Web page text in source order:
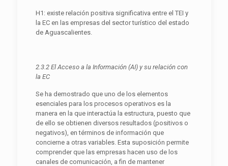
H1: existe relación positiva significativa entre el TEI y
la EC en las empresas del sector turístico del estado
de Aguascalientes.
2.3.2 El Acceso a la Información (AI) y su relación con
la EC
Se ha demostrado que uno de los elementos
esenciales para los procesos operativos es la
manera en la que interactúa la estructura, puesto que
de ello se obtienen diversos resultados (positivos o
negativos), en términos de información que
concierne a otras variables. Esta suposición permite
comprender que las empresas hacen uso de los
canales de comunicación, a fin de mantener